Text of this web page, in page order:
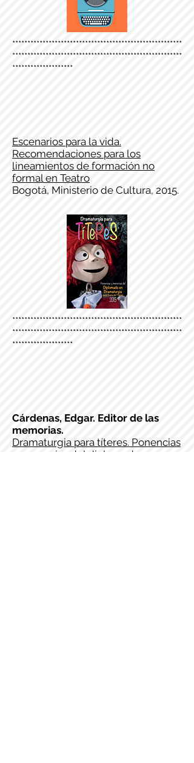
********************************************************
********************************************************
********************
Escenarios para la vida.
Recomendaciones para los
lineamientos de formación no
formal en Teatro
Bogotá, Ministerio de Cultura, 2015.
********************************************************
********************************************************
********************
Cárdenas, Edgar. Editor de las
memorias.
Dramaturgia para títeres. Ponencias
y memorias del diplomado en